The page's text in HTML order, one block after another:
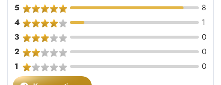
5
8
4
1
3
0
2
0
1
0